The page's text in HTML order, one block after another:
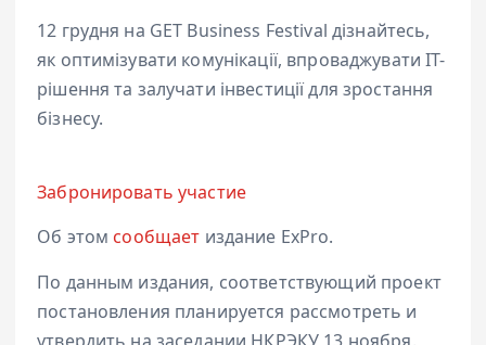
12 грудня на GET Business Festival дізнайтесь,
як оптимізувати комунікації, впроваджувати ІТ-
рішення та залучати інвестиції для зростання
бізнесу.
Забронировать участие
Об этом сообщает издание ExPro.
По данным издания, соответствующий проект
постановления планируется рассмотреть и
утвердить на заседании НКРЭКУ 13 ноября.